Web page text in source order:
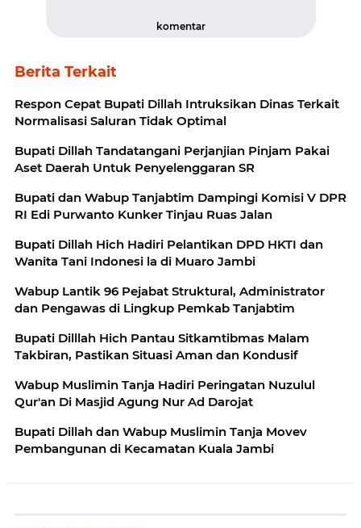
komentar
Berita Terkait
Respon Cepat Bupati Dillah Intruksikan Dinas Terkait
Normalisasi Saluran Tidak Optimal
Bupati Dillah Tandatangani Perjanjian Pinjam Pakai
Aset Daerah Untuk Penyelenggaran SR
Bupati dan Wabup Tanjabtim Dampingi Komisi V DPR
RI Edi Purwanto Kunker Tinjau Ruas Jalan
Bupati Dillah Hich Hadiri Pelantikan DPD HKTI dan
Wanita Tani Indonesi la di Muaro Jambi
Wabup Lantik 96 Pejabat Struktural, Administrator
dan Pengawas di Lingkup Pemkab Tanjabtim
Bupati Dilllah Hich Pantau Sitkamtibmas Malam
Takbiran, Pastikan Situasi Aman dan Kondusif
Wabup Muslimin Tanja Hadiri Peringatan Nuzulul
Qur'an Di Masjid Agung Nur Ad Darojat
Bupati Dillah dan Wabup Muslimin Tanja Movev
Pembangunan di Kecamatan Kuala Jambi